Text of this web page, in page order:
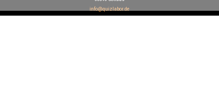
info@quizlabor.de